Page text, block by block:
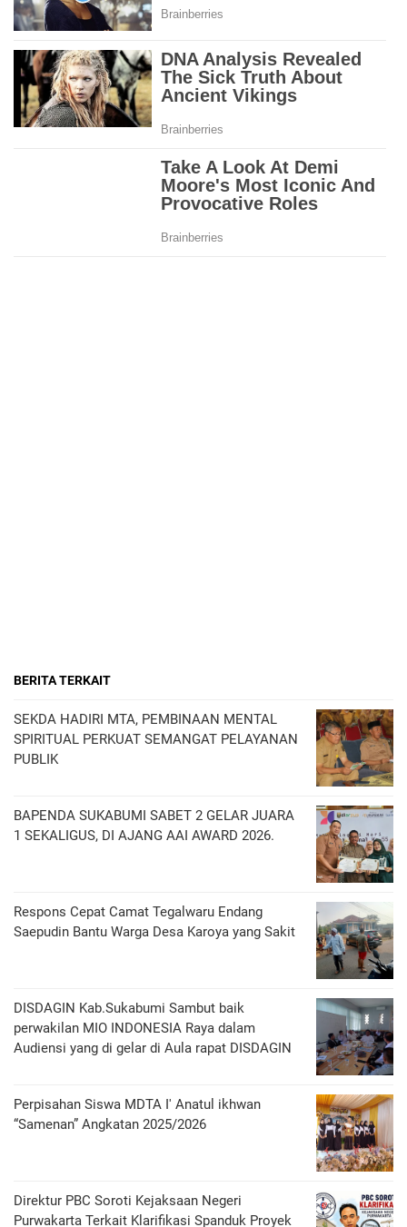
BERITA TERKAIT
SEKDA HADIRI MTA, PEMBINAAN MENTAL
SPIRITUAL PERKUAT SEMANGAT PELAYANAN
PUBLIK
BAPENDA SUKABUMI SABET 2 GELAR JUARA
1 SEKALIGUS, DI AJANG AAI AWARD 2026.
Respons Cepat Camat Tegalwaru Endang
Saepudin Bantu Warga Desa Karoya yang Sakit
DISDAGIN Kab.Sukabumi Sambut baik
perwakilan MIO INDONESIA Raya dalam
Audiensi yang di gelar di Aula rapat DISDAGIN
Perpisahan Siswa MDTA I' Anatul ikhwan
“Samenan” Angkatan 2025/2026
Direktur PBC Soroti Kejaksaan Negeri
Purwakarta Terkait Klarifikasi Spanduk Proyek